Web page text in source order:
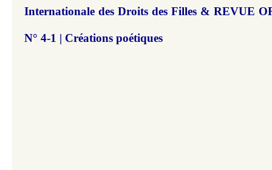
Internationale des Droits des Filles & REVUE
N° 4-1 | Créations poétiques